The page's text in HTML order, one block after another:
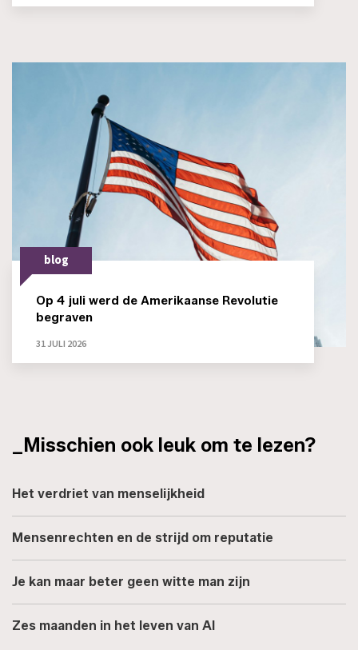
blog
Op 4 juli werd de Amerikaanse Revolutie
begraven
31 JULI 2026
_Misschien ook leuk om te lezen?
Het verdriet van menselijkheid
Mensenrechten en de strijd om reputatie
Je kan maar beter geen witte man zijn
Zes maanden in het leven van AI